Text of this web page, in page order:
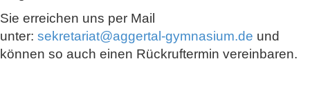
Sie erreichen uns per Mail
unter: sekretariat@aggertal-gymnasium.de und
können so auch einen Rückruftermin vereinbaren.